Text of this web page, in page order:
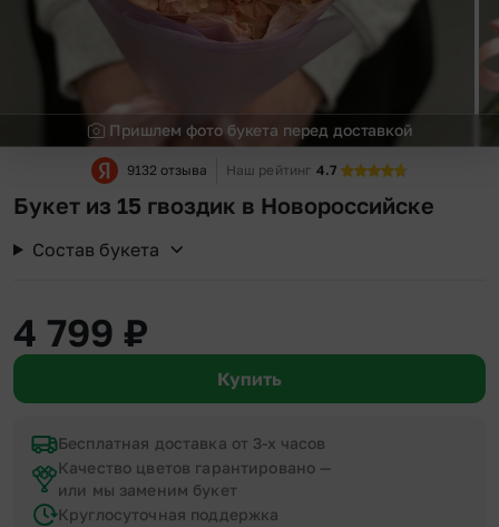
Пришлем фото букета перед доставкой
9132 отзыва Наш рейтинг 4.7
Букет из 15 гвоздик в Новороссийске
Состав букета
4 799 ₽
Купить
Бесплатная доставка от 3-х часов
Качество цветов гарантировано —
или мы заменим букет
Круглосуточная поддержка